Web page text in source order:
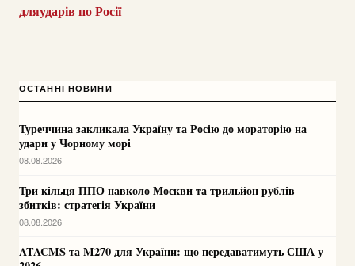
дляударів по Росії
ОСТАННІ НОВИНИ
Туреччина закликала Україну та Росію до мораторію на
удари у Чорному морі
08.08.2026
Три кільця ППО навколо Москви та трильйон рублів
збитків: стратегія України
08.08.2026
ATACMS та M270 для України: що передаватимуть США у